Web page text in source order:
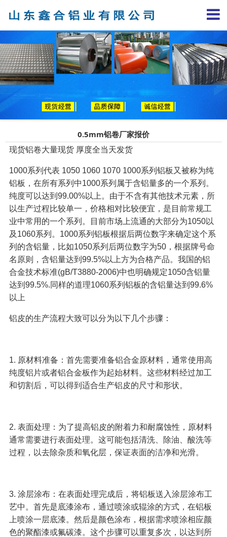
0.5mm铝卷厂家报价
现货铝卷大量现货 厚度全当天发货
1000系列代表 1050 1060 1070 1000系列铝板又被称为纯
铝板，在所有系列中1000系列属于含铝量多的一个系列。
纯度可以达到99.00%以上。由于不含有其他技术元素，所
以生产过程比较单一，价格相对比较便宜，是目前常规工
业中常用的一个系列。目前市场上流通的大部分为1050以
及1060系列。1000系列铝板根据后两位数字来确定这个系
列的含铝量，比如1050系列后两位数字为50，根据牌号命
名原则，含铝量达到99.5%以上方为合格产品。我国的铝
合金技术标准(gB/T3880-2006)中也明确规定1050含铝量
达到99.5%.同样的道理1060系列铝板的含铝量达到99.6%
以上
铝皮的生产流程大致可以分为以下几个步骤：
1. 原材料准备：首先需要准备铝合金原材料，通常使用高
纯度铝片或者铝合金板作为起始材料。这些材料经过加工
和切割后，可以得到适合生产铝皮的尺寸和形状。
2. 表面处理：为了提高铝皮的附着力和耐腐蚀性，原材料
通常需要进行表面处理。这可能包括清洗、除油、酸洗等
过程，以去除杂质和氧化层，保证表面的洁净和光滑。
3. 涂层涂布：在表面处理完成后，将铝板送入涂层涂布工
艺中。首先是底漆涂布，通过喷涂或辊涂的方式，在铝板
上喷涂一层底漆。然后是颜色涂布，根据需求喷涂相应颜
色的聚酯漆或氟碳漆。这个步骤可以重复多次，以达到所